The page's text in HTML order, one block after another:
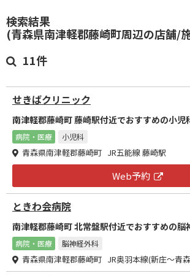
検索結果
(青森県南津軽郡藤崎町周辺の店舗/施
11件
せきばクリニック
南津軽郡藤崎町 藤崎駅付近でおすすめの小児
病院・医療 小児科
青森県南津軽郡藤崎町 JR五能線 藤崎駅
Web予約
ときわ会病院
南津軽郡藤崎町 北常盤駅付近でおすすめの脳
病院・医療 脳神経外科
青森県南津軽郡藤崎町 JR奥羽本線(新庄～青